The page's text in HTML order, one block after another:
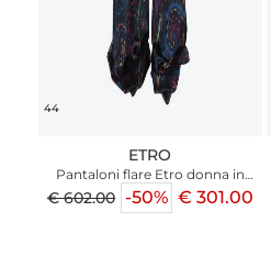
44
ETRO
Pantaloni flare Etro donna in
ciniglia blu con Paisley multicolor
all over
€ 602.00 -50% € 301.00